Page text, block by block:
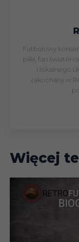
Futbolowy
piłki, fan świateł
i lokalnego
zakochany w
Więcej